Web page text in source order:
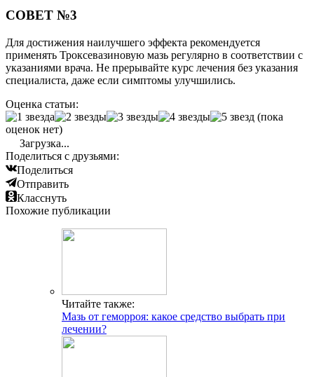
СОВЕТ №3
Для достижения наилучшего эффекта рекомендуется
применять Троксевазиновую мазь регулярно в соответствии с
указаниями врача. Не прерывайте курс лечения без указания
специалиста, даже если симптомы улучшились.
Оценка статьи:
(пока
оценок нет)
Загрузка...
Поделиться с друзьями:
Поделиться
Отправить
Класснуть
Похожие публикации
Читайте также:
Мазь от геморроя: какое средство выбрать при
лечении?